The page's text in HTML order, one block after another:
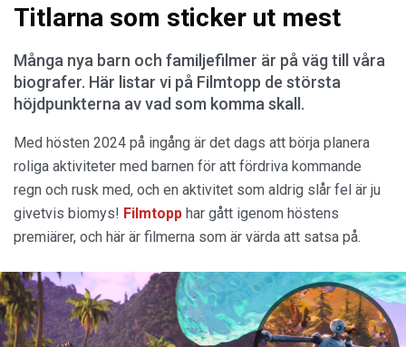
Titlarna som sticker ut mest
Många nya barn och familjefilmer är på väg till våra
biografer. Här listar vi på Filmtopp de största
höjdpunkterna av vad som komma skall.
Med hösten 2024 på ingång är det dags att börja planera
roliga aktiviteter med barnen för att fördriva kommande
regn och rusk med, och en aktivitet som aldrig slår fel är ju
givetvis biomys! Filmtopp har gått igenom höstens
premiärer, och här är filmerna som är värda att satsa på.